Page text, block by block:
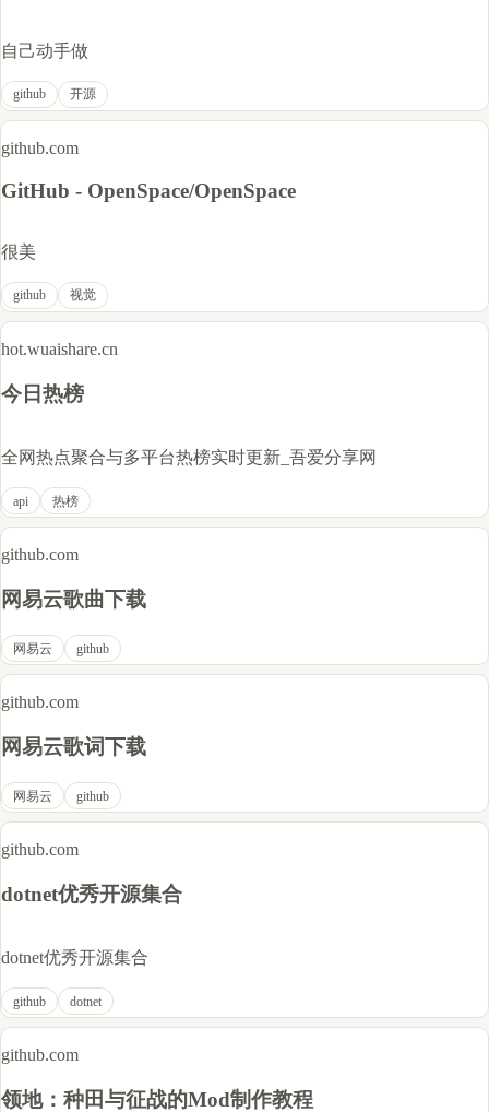
自己动手做
github 开源
github.com
GitHub - OpenSpace/OpenSpace
很美
github 视觉
hot.wuaishare.cn
今日热榜
全网热点聚合与多平台热榜实时更新_吾爱分享网
api 热榜
github.com
网易云歌曲下载
网易云 github
github.com
网易云歌词下载
网易云 github
github.com
dotnet优秀开源集合
dotnet优秀开源集合
github dotnet
github.com
领地：种田与征战的Mod制作教程